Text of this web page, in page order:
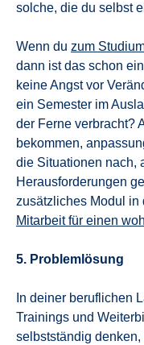
solche, die du selbst
Wenn du zum
dann ist das schon
keine Angst vor
ein Semester im
der Ferne verbracht?
bekommen,
die Situationen nach,
Herausforderungen
zusätzliches Modul in
Mitarbeit für einen
5. Problemlösung
In deiner beruflichen
Trainings und
selbstständig